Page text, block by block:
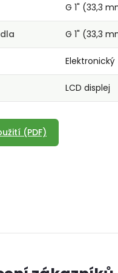
G 1" (33,3
G 1" (33,3
Elektronický
LCD displej
(PDF)